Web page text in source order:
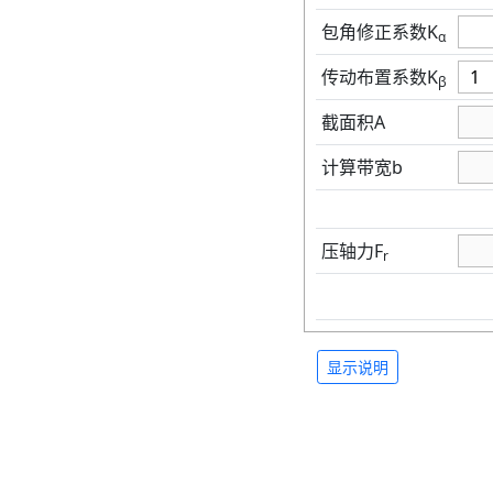
包角修正系数Kα
传动布置系数Kβ
截面积A
计算带宽b
压轴力Fr
显示说明